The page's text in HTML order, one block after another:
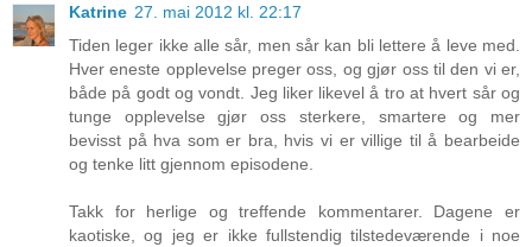
Katrine 27. mai 2012 kl. 22:17
Tiden leger ikke alle sår, men sår kan bli lettere å leve med.
Hver eneste opplevelse preger oss, og gjør oss til den vi er,
både på godt og vondt. Jeg liker likevel å tro at hvert sår og
tunge opplevelse gjør oss sterkere, smartere og mer
bevisst på hva som er bra, hvis vi er villige til å bearbeide
og tenke litt gjennom episodene.
Takk for herlige og treffende kommentarer. Dagene er
kaotiske, og jeg er ikke fullstendig tilstedeværende i noe